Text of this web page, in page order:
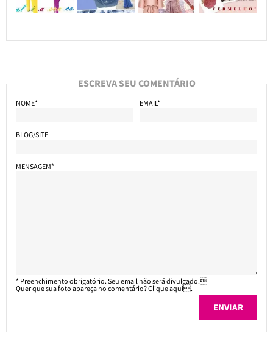
ESCREVA SEU COMENTÁRIO
NOME* EMAIL*
BLOG/SITE
MENSAGEM*
* Preenchimento obrigatório. Seu email não será divulgado.
Quer que sua foto apareça no comentário? Cliqueaqui.